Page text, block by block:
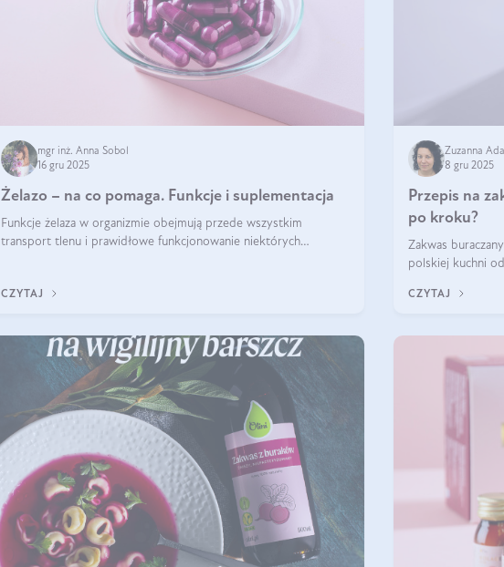
mgr inż. Anna Sobol
16 gru 2025
Żelazo – na co pomaga. Funkcje i suplementacja
Funkcje żelaza w organizmie obejmują przede wszystkim
transport tlenu i prawidłowe funkcjonowanie niektórych
etapie życia.
CZYTAJ
Zuzanna
8 gru 2025
Przepis na
po kroku?
Zakwas
polskiej kuchni
na fali
CZYTAJ